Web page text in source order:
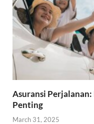
Asuransi
Penting
March 31, 2025